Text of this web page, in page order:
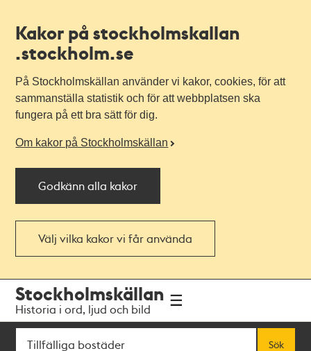
Kakor på stockholmskallan
.stockholm.se
På Stockholmskällan använder vi kakor, cookies, för att
sammanställa statistik och för att webbplatsen ska
fungera på ett bra sätt för dig.
Om kakor på Stockholmskällan
Godkänn alla kakor
Välj vilka kakor vi får använda
navigationen
huvudinnehållet
Stockholmskällan
Historia i ord, ljud och bild
Sök
Sök